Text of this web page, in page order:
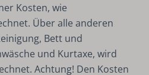
Kosten, wie
Über alle anderen
Bett und
und Kurtaxe, wird
Achtung! Den Kosten